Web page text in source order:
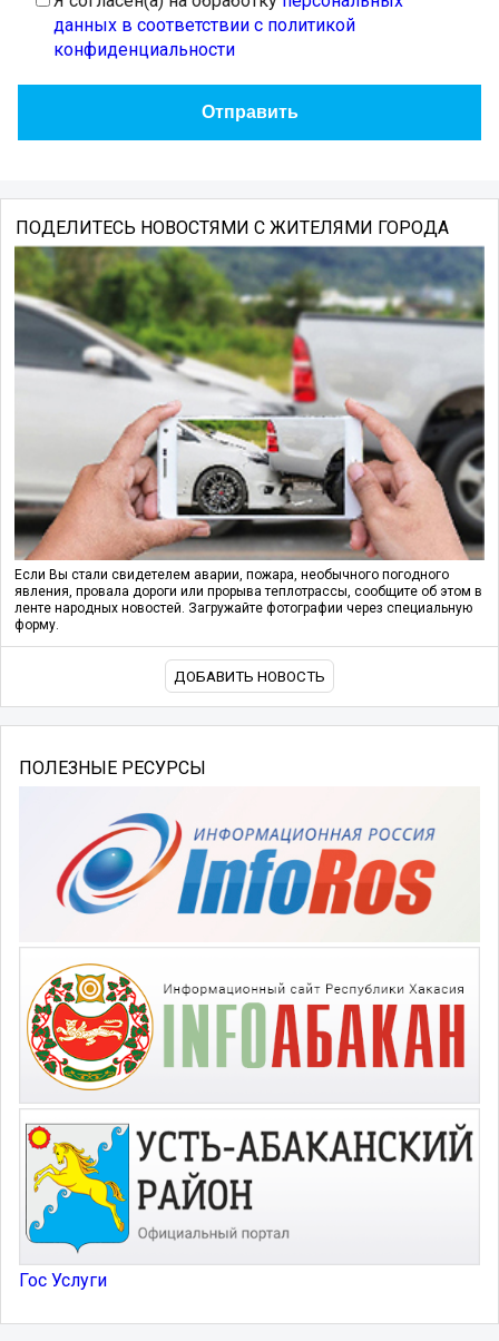
данных в соответствии с политикой
конфиденциальности
ПОДЕЛИТЕСЬ НОВОСТЯМИ С ЖИТЕЛЯМИ ГОРОДА
Если Вы стали свидетелем аварии, пожара, необычного погодного
явления, провала дороги или прорыва теплотрассы, сообщите об этом в
ленте народных новостей. Загружайте фотографии через специальную
форму.
ДОБАВИТЬ НОВОСТЬ
ПОЛЕЗНЫЕ РЕСУРСЫ
Гос Услуги